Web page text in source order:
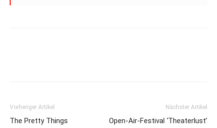
Vorheriger Artikel
The Pretty Things
Nächster Artikel
Open-Air-Festival ‘Theaterlust’